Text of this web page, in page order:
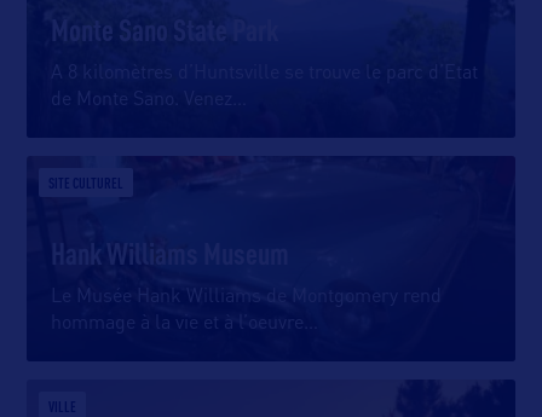
Monte Sano State Park
A 8 kilomètres d’Huntsville se trouve le parc d’Etat
de Monte Sano. Venez
SITE CULTUREL
Hank Williams Museum
Le Musée Hank Williams de Montgomery rend
hommage à la vie et à l’oeuvre
VILLE